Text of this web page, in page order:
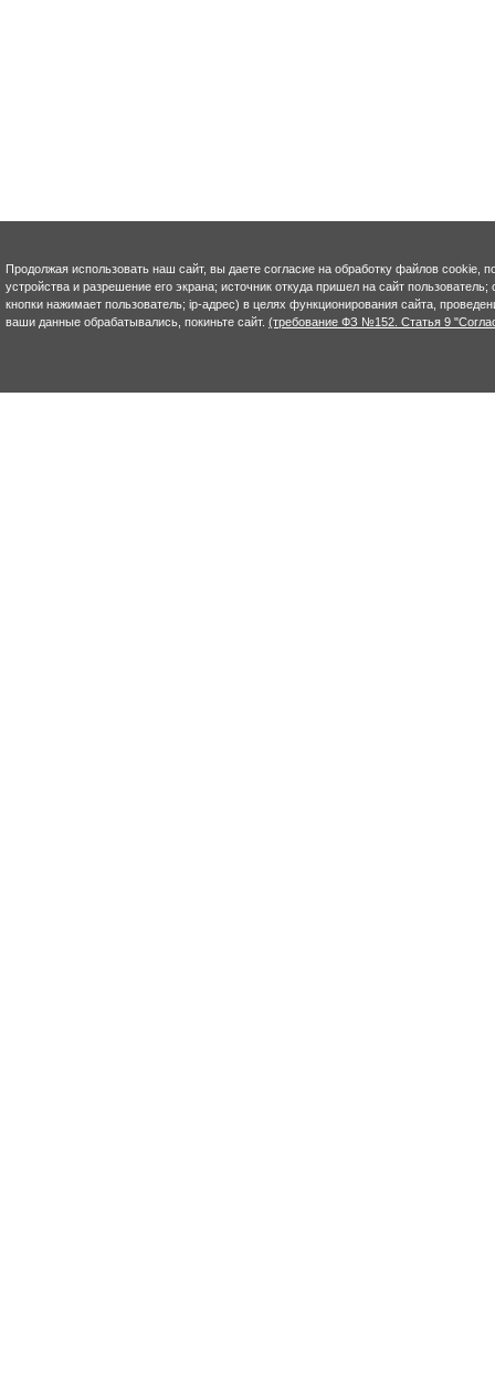
Продолжая использовать наш сайт, вы даете согласие на обработку файлов cookie,
устройства и разрешение его экрана; источник откуда пришел на сайт
кнопки нажимает пользователь; ip-адрес) в целях функционирования сайта,
ваши данные обрабатывались, покиньте сайт. (требование ФЗ №152. Статья 9